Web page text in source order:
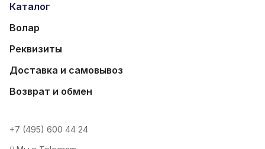
Каталог
Волар
Реквизиты
Доставка и самовывоз
Возврат и обмен
+7 (495) 600 44 24